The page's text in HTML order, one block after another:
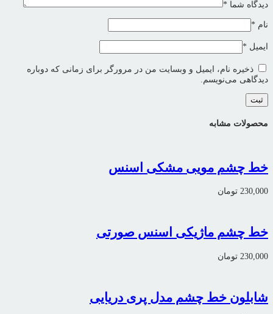
دیدگاه شما *
نام *
ایمیل *
ذخیره نام، ایمیل و وبسایت من در مرورگر برای زمانی که دوباره
دیدگاهی می‌نویسم.
محصولات مشابه
خط چشم مویی مشکی اسنس
230,000 تومان
خط چشم ماژیکی اسنس صورتی
230,000 تومان
شابلون خط چشم مدل پری دریایی